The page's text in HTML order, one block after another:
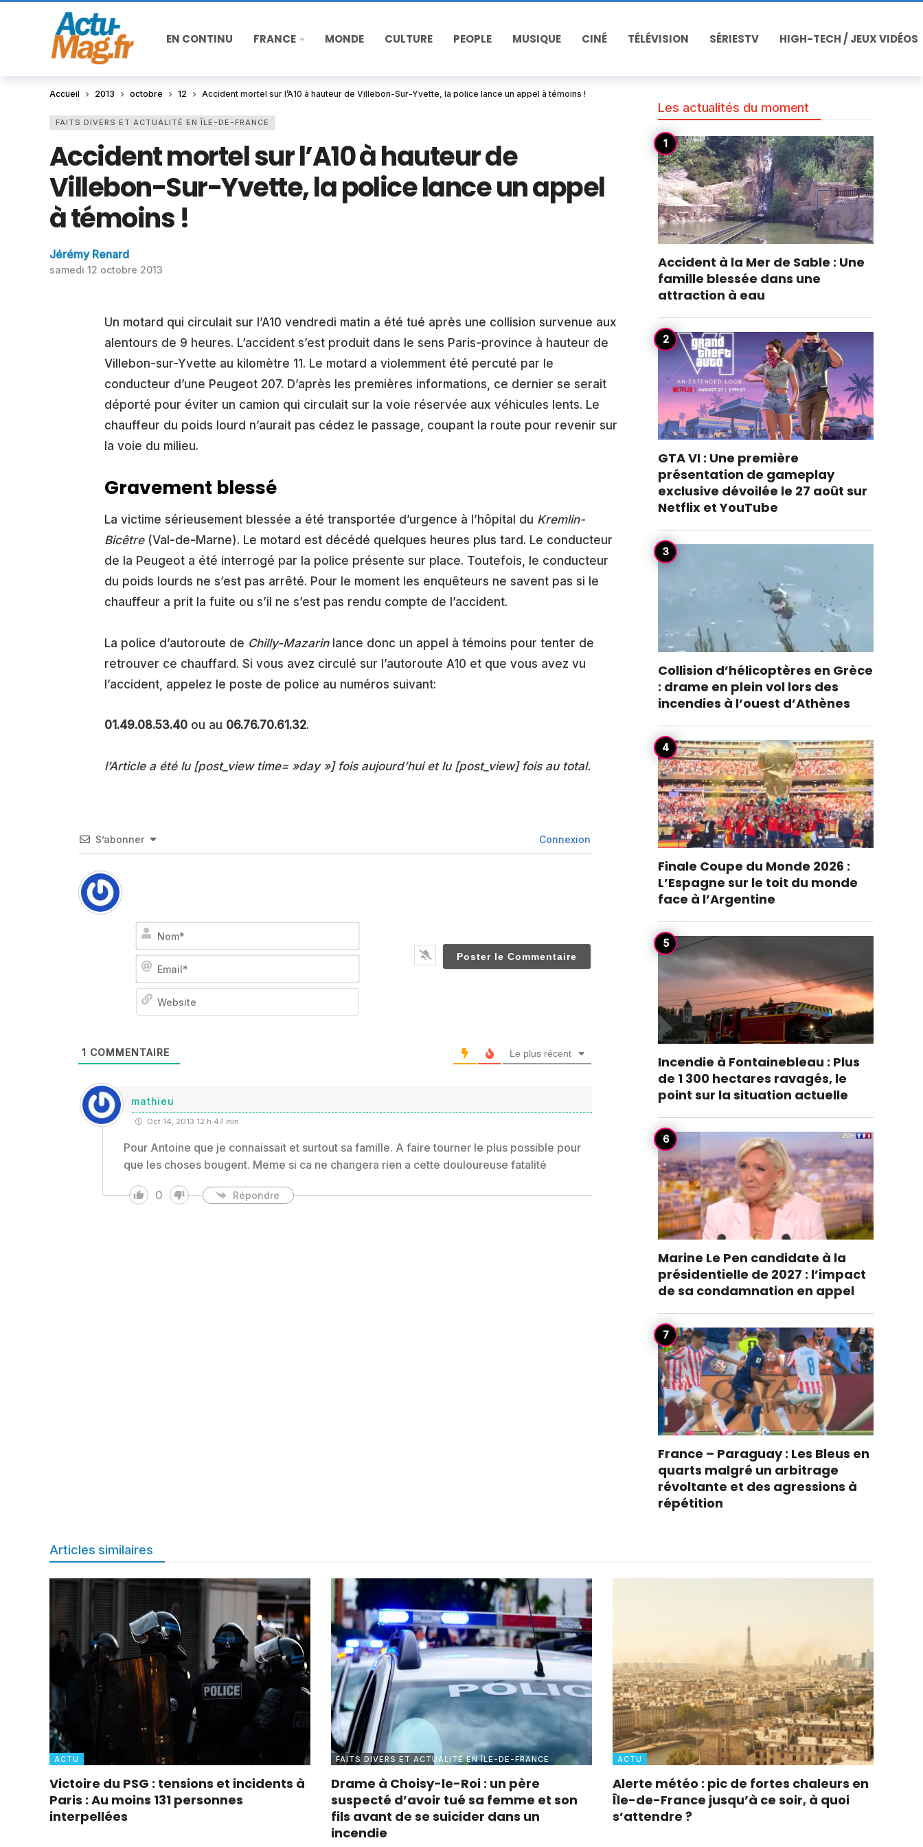
EN CONTINU FRANCE MONDE CULTURE PEOPLE MUSIQUE CINÉ TÉLÉVISION SÉRIESTV HIGH-TECH / JEUX VIDÉOS
Accueil 2013 octobre 12 Accident mortel sur l’A10 à hauteur de Villebon-Sur-Yvette, la police lance un appel à témoins !
FAITS DIVERS ET ACTUALITÉ EN ÎLE-DE-FRANCE
Accident mortel sur l’A10 à hauteur de
Villebon-Sur-Yvette, la police lance un appel
à témoins !
Jérémy Renard
samedi 12 octobre 2013
Un motard qui circulait sur l’A10 vendredi matin a été tué après une collision survenue aux
alentours de 9 heures. L’accident s’est produit dans le sens Paris-province à hauteur de
Villebon-sur-Yvette au kilomètre 11. Le motard a violemment été percuté par le
conducteur d’une Peugeot 207. D’après les premières informations, ce dernier se serait
déporté pour éviter un camion qui circulait sur la voie réservée aux véhicules lents. Le
chauffeur du poids lourd n’aurait pas cédez le passage, coupant la route pour revenir sur
la voie du milieu.
Gravement blessé
La victime sérieusement blessée a été transportée d’urgence à l’hôpital du Kremlin-
Bicêtre(Val-de-Marne). Le motard est décédé quelques heures plus tard. Le conducteur
de la Peugeot a été interrogé par la police présente sur place. Toutefois, le conducteur
du poids lourds ne s’est pas arrêté. Pour le moment les enquêteurs ne savent pas si le
chauffeur a prit la fuite ou s’il ne s’est pas rendu compte de l’accident.
La police d’autoroute de Chilly-Mazarinlance donc un appel à témoins pour tenter de
retrouver ce chauffard. Si vous avez circulé sur l’autoroute A10 et que vous avez vu
l’accident, appelez le poste de police au numéros suivant:
01.49.08.53.40 ou au 06.76.70.61.32.
l’Article a été lu [post_view time= »day »] fois aujourd’hui et lu [post_view] fois au total.
S’abonner Connexion
Nom*
Email*
Website
1 COMMENTAIRE Le plus récent
mathieu
Oct 14, 2013 12 h 47 min
Pour Antoine que je connaissait et surtout sa famille. A faire tourner le plus possible pour
que les choses bougent. Meme si ca ne changera rien a cette douloureuse fatalité
0 Répondre
Les actualités du moment
Accident à la Mer de Sable : Une
famille blessée dans une
attraction à eau
GTA VI : Une première
présentation de gameplay
exclusive dévoilée le 27 août sur
Netflix et YouTube
Collision d’hélicoptères en Grèce
: drame en plein vol lors des
incendies à l’ouest d’Athènes
Finale Coupe du Monde 2026 :
L’Espagne sur le toit du monde
face à l’Argentine
Incendie à Fontainebleau : Plus
de 1 300 hectares ravagés, le
point sur la situation actuelle
Marine Le Pen candidate à la
présidentielle de 2027 : l’impact
de sa condamnation en appel
France – Paraguay : Les Bleus en
quarts malgré un arbitrage
révoltante et des agressions à
répétition
Articles similaires
ACTU
Victoire du PSG : tensions et incidents à
Paris : Au moins 131 personnes
interpellées
FAITS DIVERS ET ACTUALITÉ EN ÎLE-DE-FRANCE
Drame à Choisy-le-Roi : un père
suspecté d’avoir tué sa femme et son
fils avant de se suicider dans un
incendie
ACTU
Alerte météo : pic de fortes chaleurs en
Île-de-France jusqu’à ce soir, à quoi
s’attendre ?